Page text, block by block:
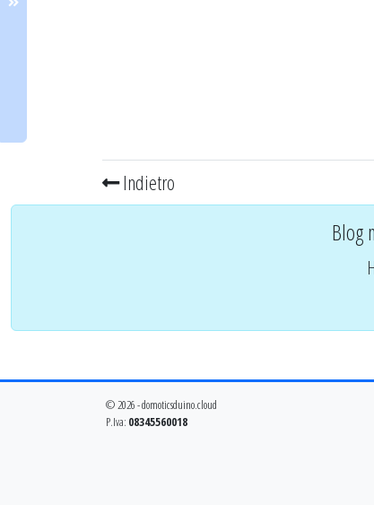
Indietro
Blog
© 2026 - domoticsduino.cloud
P.Iva: 08345560018